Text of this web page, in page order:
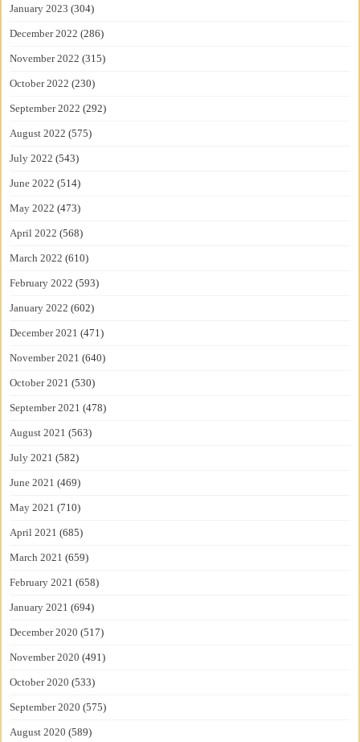
January 2023 (304)
December 2022 (286)
November 2022 (315)
October 2022 (230)
September 2022 (292)
August 2022 (575)
July 2022 (543)
June 2022 (514)
May 2022 (473)
April 2022 (568)
March 2022 (610)
February 2022 (593)
January 2022 (602)
December 2021 (471)
November 2021 (640)
October 2021 (530)
September 2021 (478)
August 2021 (563)
July 2021 (582)
June 2021 (469)
May 2021 (710)
April 2021 (685)
March 2021 (659)
February 2021 (658)
January 2021 (694)
December 2020 (517)
November 2020 (491)
October 2020 (533)
September 2020 (575)
August 2020 (589)